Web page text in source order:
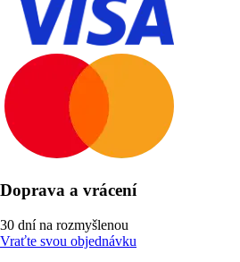
Doprava a vrácení
30 dní na rozmyšlenou
Vraťte svou objednávku